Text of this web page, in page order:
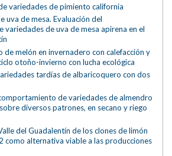
variedades de pimiento california
uva de mesa. Evaluación del
de uva de mesa apirena en el
melón en invernadero con calefacción y
otoño-invierno con lucha ecológica
tardías de albaricoquero con dos
de variedades de almendro
diversos patrones, en secano y riego
del Guadalentín de los clones de limón
como alternativa viable a las producciones